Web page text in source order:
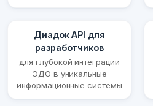
Диадок API для
разработчиков
для глубокой интеграции
ЭДО в уникальные
информационные системы